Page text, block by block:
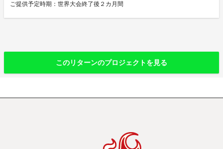
ご提供予定時期：世界大会終了後２カ月間
このリターンのプロジェクトを見る